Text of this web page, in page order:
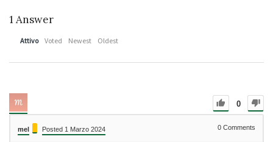
1 Answer
Attivo Voted Newest Oldest
0
mel Posted 1 Marzo 2024 0 Comments